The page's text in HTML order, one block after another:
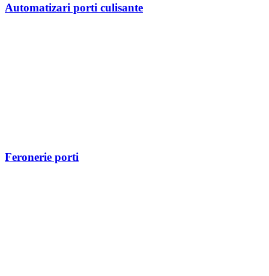
Automatizari porti culisante
Feronerie porti